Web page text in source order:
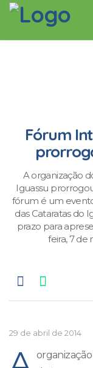
Fórum
A organização
Iguassu
fórum é um
das Cataratas do
prazo para
feira, 7 de
29 de abril de 2014